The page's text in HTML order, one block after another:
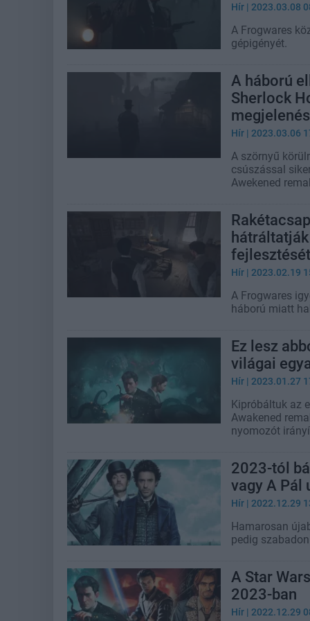
Hír | 2023.03.08
A Frogwares
gépigényét.
A háború
Sherlock
Hír | 2023.03.06
A szörnyű
csúszással
Awekened
fejlesztését
Hír | 2023.02.19
A Frogwares
háború miatt
Ez lesz
világai
Hír | 2023.01.27
Kipróbáltuk az
Awakened
nyomozót
2023-tól
vagy A Pál
Hír | 2022.12.29
Hamarosan
pedig
A Star
2023-ban
Hír | 2022.12.29